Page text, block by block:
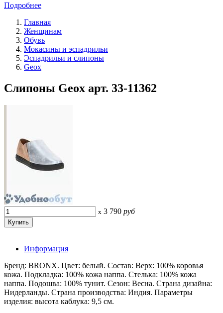
Подробнее
Главная
Женщинам
Обувь
Мокасины и эспадрильи
Эспадрильи и слипоны
Geox
Слипоны Geox арт. 33-11362
x 3 790 руб
Информация
Бренд: BRONX. Цвет: белый. Состав: Верх: 100% коровья
кожа. Подкладка: 100% кожа наппа. Стелька: 100% кожа
наппа. Подошва: 100% тунит. Сезон: Весна. Страна дизайна:
Нидерланды. Страна производства: Индия. Параметры
изделия: высота каблука: 9,5 см.